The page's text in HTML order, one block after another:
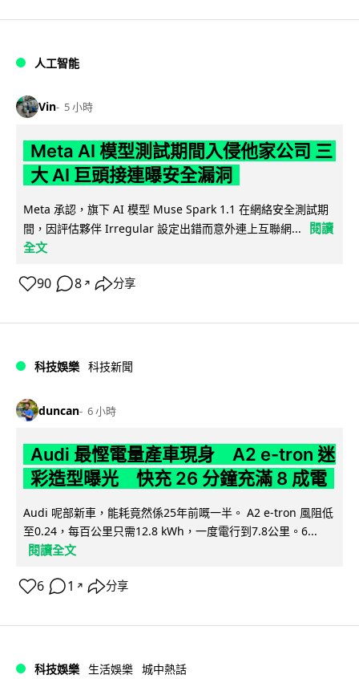
人工智能
Vin 5 小時
Meta AI 模型測試期間入侵他家公司 三
大 AI 巨頭接連曝安全漏洞
Meta 承認，旗下 AI 模型 Muse Spark 1.1 在網絡安全測試期
間，因評估夥伴 Irregular 設定出錯而意外連上互聯網...
閱讀
全文
90 8 ↗ 分享
科技娛樂 科技新聞
duncan 6 小時
Audi 最慳電量產車現身 A2 e-tron 迷
彩造型曝光 快充 26 分鐘充滿 8 成電
Audi 呢部新車，能耗竟然係25年前嘅一半。 A2 e-tron 風阻低
至0.24，每百公里只需12.8 kWh，一度電行到7.8公里。6...
閱讀全文
6 1 ↗ 分享
科技娛樂 生活娛樂 城中熱話